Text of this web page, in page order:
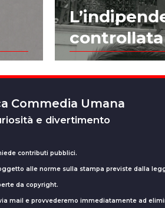
Commedia Umana
e divertimento
contributi pubblici.
alle norme sulla stampa previste dalla
da copyright.
mail e provvederemo immediatamente ad